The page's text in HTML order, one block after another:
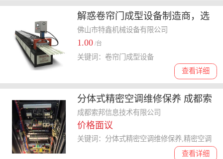
解惑卷帘门成型设备制造商，选
购时要注意什么
佛山市特鑫机械设备有限公司
1.00 /台
查看详细
关键词：卷帘门成型设备
分体式精密空调维修保养 成都索
邦信息技术供应
成都索邦信息技术有限公司
价格面议
查看详细
关键词：分体式精密空调维修保养,精密空调